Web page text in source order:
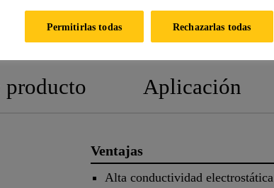
FICHA TÉCNICA HOJA DE SEGURIDAD
producto Aplicación
Ventajas
Alta conductividad electrostática
Rechazarlas todas
Permitirlas todas